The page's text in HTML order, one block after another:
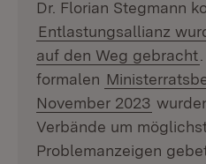
Dr. Florian Stegmann
Entlastungsallianz
auf den Weg gebracht
formalen
November 2023
Verbände um
Problemanzeigen